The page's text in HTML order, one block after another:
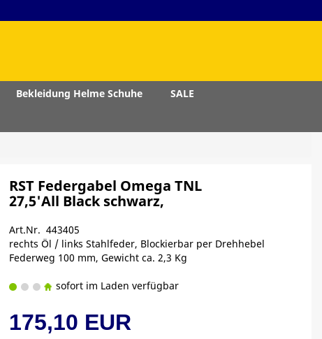
Bekleidung Helme Schuhe
SALE
RST Federgabel Omega TNL
27,5'All Black schwarz,
Art.Nr. 443405
rechts Öl / links Stahlfeder, Blockierbar per Drehhebel
Federweg 100 mm, Gewicht ca. 2,3 Kg
sofort im Laden verfügbar
175,10 EUR